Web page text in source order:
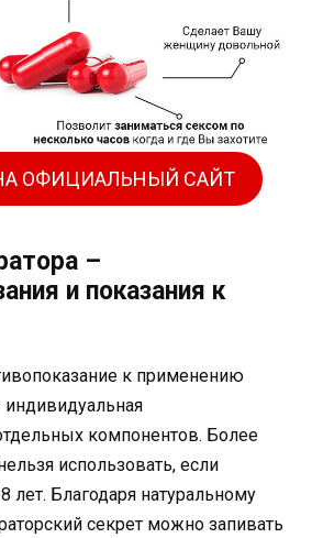
ОФИЦИАЛЬНЫЙ САЙТ
–
и показания к
к применению
индивидуальная
компонентов. Более
использовать, если
Благодаря натуральному
секрет можно запивать